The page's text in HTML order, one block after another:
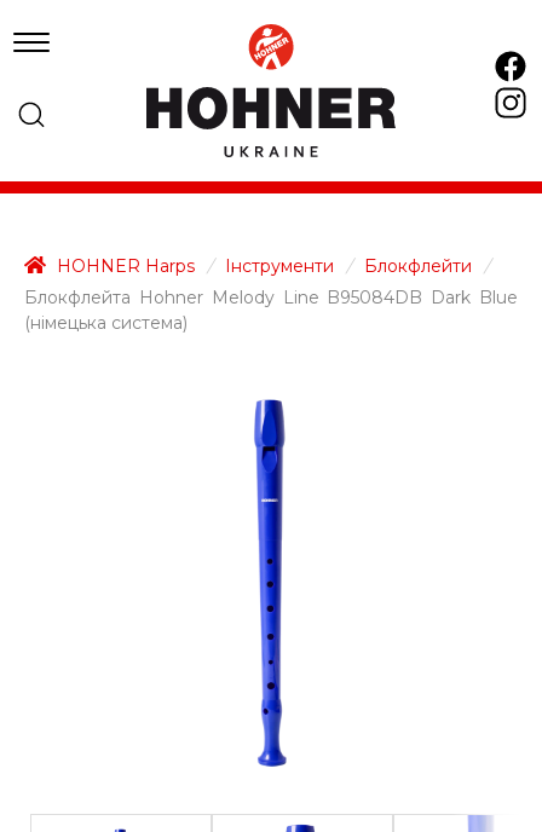
HOHNER Harps / Інструменти / Блокфлейти
/
Блокфлейта Hohner Melody Line B95084DB Dark Blue
(німецька система)